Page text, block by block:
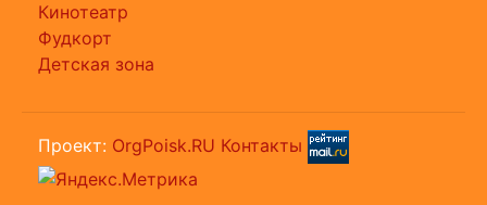
Кинотеатр
Фудкорт
Детская зона
Проект: OrgPoisk.RU Контакты